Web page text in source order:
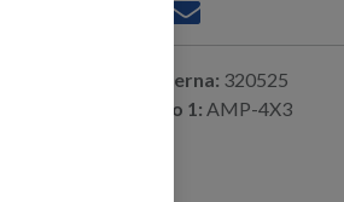
Referencia interna: 320525
Código alterno 1: AMP-4X3